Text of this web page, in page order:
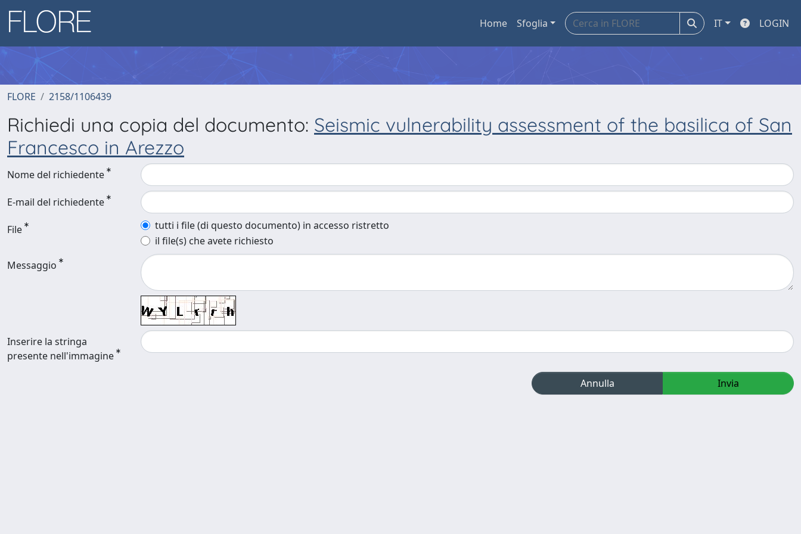
Home Sfoglia IT LOGIN
FLORE 2158/1106439
Richiedi una copia del documento: Seismic vulnerability assessment of the basilica of San
Francesco in Arezzo
Nome del richiedente
E-mail del richiedente
File
tutti i file (di questo documento) in accesso ristretto
il file(s) che avete richiesto
Messaggio
Inserire la stringa
presente nell'immagine
Annulla Invia